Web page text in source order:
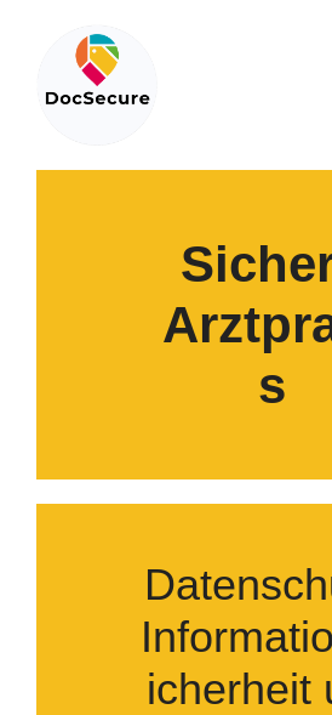
s
icherheit